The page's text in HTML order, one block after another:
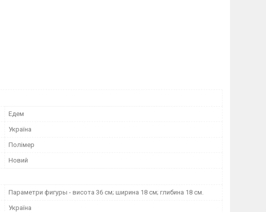
Едем
Україна
Полімер
Новий
Параметри фигуры - висота 36 см; ширина 18 см; глибина 18 см.
Україна